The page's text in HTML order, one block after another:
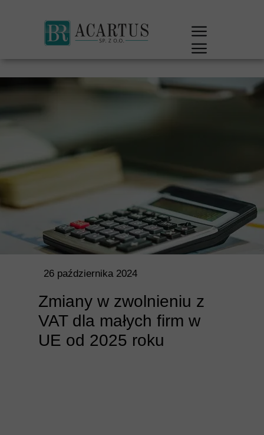
26 października 2024
Zmiany w zwolnieniu z
VAT dla małych firm w
UE od 2025 roku